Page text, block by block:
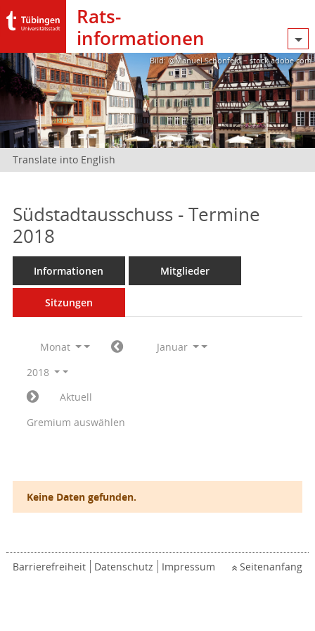
Rats­
informationen
Bild: @Manuel Schönfeld – stock.adobe.com
Translate into English
Südstadtausschuss - Termine
2018
Informationen Mitglieder
Sitzungen
Monat
Januar
2018
Aktuell
Gremium auswählen
Keine Daten gefunden.
Barrierefreiheit Datenschutz Impressum Seitenanfang